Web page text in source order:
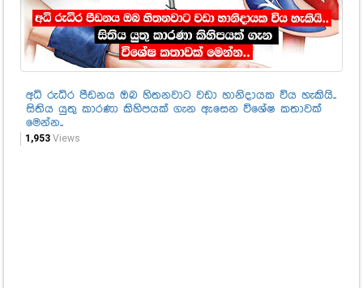
අධි රුධිර පීඩනය ඔබ හිතනවාට වඩා හානිදායක විය හැකියි..
සිතිය යුතු කාරණා කිහිපයක් ගැන ඇසෙන විශේෂ කතාවක්
මෙන්න..
1,953 Views